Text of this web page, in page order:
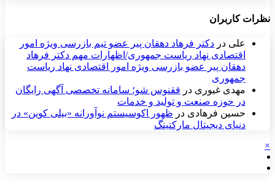
نظرات کاربران
علی در دکتر فرهاد دهقان پیر عضو تيم بازرسی ويژه امور
اقتصادی نهاد رياست جمهوری/اظهارات مهم دکتر فرهاد
دهقان پیر عضو بازرسی ویژه امور اقتصادی نهاد ریاست
جمهوری
مهدی غیوری در ققنوس شو؛ سامانه تخصصی آگهی رایگان
در حوزه صنعت و تولید و خدمات
حسین فرهادی در ظهور اکوسیستم نوآورانه «بیلی کوین» در
دنیای دیجیتال مارکتینگ
×